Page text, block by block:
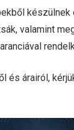
valamint
árairól,